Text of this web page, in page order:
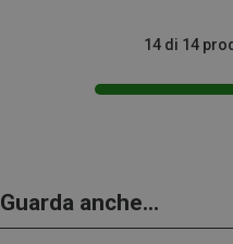
14 di 14
Guarda anche...